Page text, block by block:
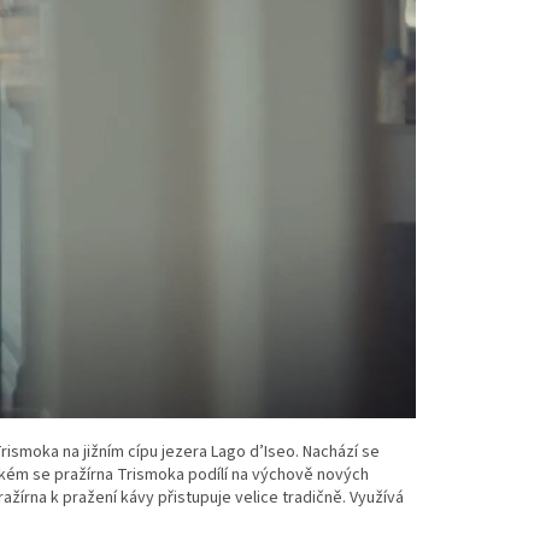
na jižním cípu jezera Lago d’Iseo. Nachází se
se pražírna Trismoka podílí na výchově nových
k pražení kávy přistupuje velice tradičně. Využívá